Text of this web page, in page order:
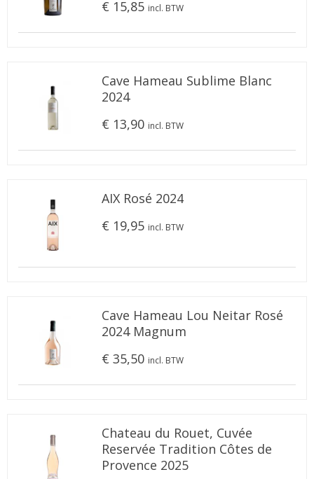
€ 15,85 incl. BTW
Cave Hameau Sublime Blanc
2024
€ 13,90 incl. BTW
AIX Rosé 2024
€ 19,95 incl. BTW
Cave Hameau Lou Neitar Rosé
2024 Magnum
€ 35,50 incl. BTW
Chateau du Rouet, Cuvée
Reservée Tradition Côtes de
Provence 2025